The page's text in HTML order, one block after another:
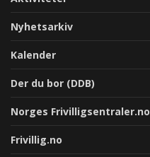
Nyhetsarkiv
Kalender
Der du bor (DDB)
Norges Frivilligsentraler.no
Frivillig.no